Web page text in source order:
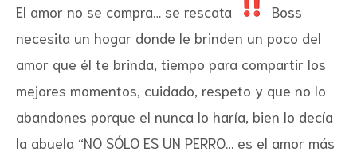
El amor no se compra… se rescata
Boss
necesita un hogar donde le brinden un poco del
amor que él te brinda, tiempo para compartir los
mejores momentos, cuidado, respeto y que no lo
abandones porque el nunca lo haría, bien lo decía
la abuela “NO SÓLO ES UN PERRO… es el amor más